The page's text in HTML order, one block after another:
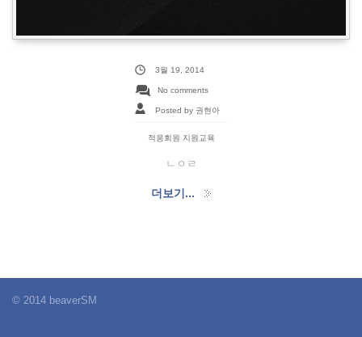
3월 19, 2014
No comments
Posted by 권현아
적응회원 지원교육
ㄴㅇㄹ
더보기...
© 2014 beaverSM